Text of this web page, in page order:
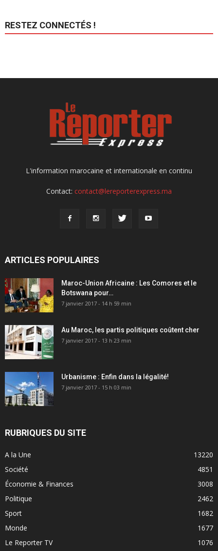
RESTEZ CONNECTÉS !
L'information marocaine et internationale en continu
Contact: contact@lereporterexpress.ma
ARTICLES POPULAIRES
Maroc-Union Africaine : Les Comores et le
Botswana pour…
7 janvier 2017 - 14 h 59 min
Au Maroc, les partis politiques coûtent cher
7 janvier 2017 - 13 h 23 min
Urbanisme : Enfin dans la légalité!
7 janvier 2017 - 15 h 03 min
RUBRIQUES DU SITE
A la Une
13220
Société
4851
Économie & Finances
3008
Politique
2462
Sport
1682
Monde
1677
Le Reporter TV
1076